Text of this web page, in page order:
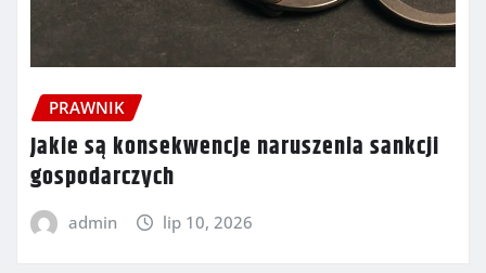
PRAWNIK
Jakie są konsekwencje naruszenia sankcji
gospodarczych
admin lip 10, 2026